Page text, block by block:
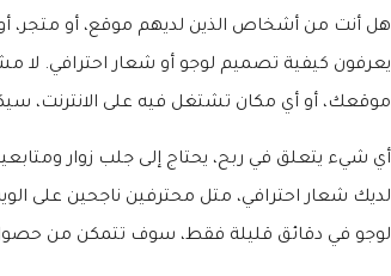
يعرفون كيفية تصميم لوجو أو شعار احترافي.
موقعك، أو أي مكان تشتغل فيه على الانترنت،
أي شيء يتعلق في ربح، يحتاج إلى جلب زوار
لديك شعار احترافي، متل محترفين ناجحين على
لوجو في دقائق قليلة فقط، سوف تتمكن من حصول